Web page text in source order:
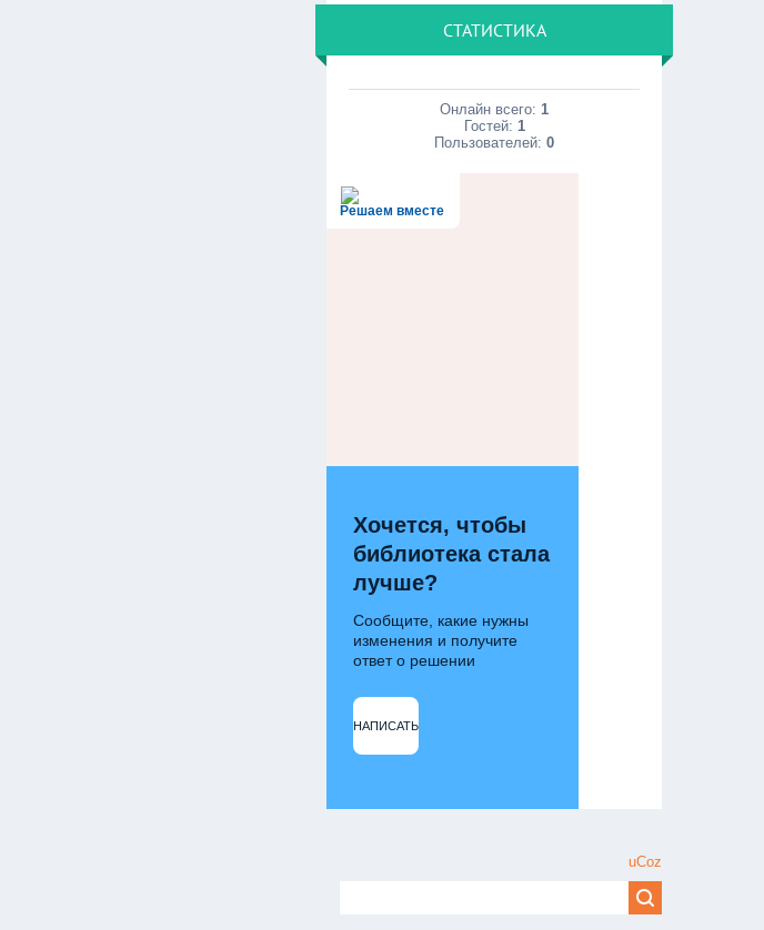
СТАТИСТИКА
Онлайн всего:1
Гостей: 1
Пользователей:0
Решаем вместе
Хочется, чтобы
библиотека стала
лучше?
Сообщите, какие нужны
изменения и получите
ответ о решении
НАПИСАТЬ
uCoz